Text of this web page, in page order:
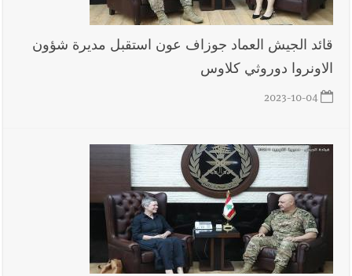
قائد الجيش العماد جوزاف عون استقبل مديرة شؤون
الاونروا دوروثي كلاوس
2023-10-04